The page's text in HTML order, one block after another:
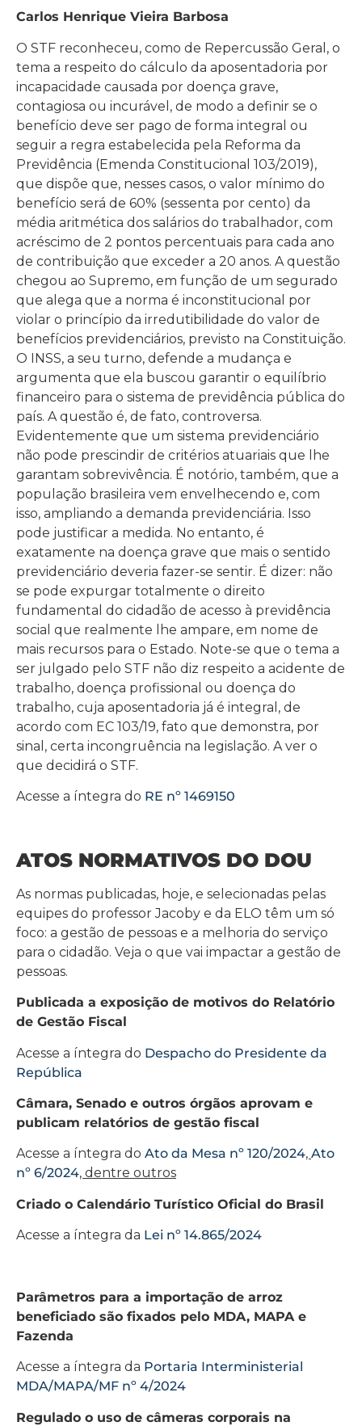
Carlos Henrique Vieira Barbosa
O STF reconheceu, como de Repercussão Geral, o
tema a respeito do cálculo da aposentadoria por
incapacidade causada por doença grave,
contagiosa ou incurável, de modo a definir se o
benefício deve ser pago de forma integral ou
seguir a regra estabelecida pela Reforma da
Previdência (Emenda Constitucional 103/2019),
que dispõe que, nesses casos, o valor mínimo do
benefício será de 60% (sessenta por cento) da
média aritmética dos salários do trabalhador, com
acréscimo de 2 pontos percentuais para cada ano
de contribuição que exceder a 20 anos. A questão
chegou ao Supremo, em função de um segurado
que alega que a norma é inconstitucional por
violar o princípio da irredutibilidade do valor de
benefícios previdenciários, previsto na Constituição.
O INSS, a seu turno, defende a mudança e
argumenta que ela buscou garantir o equilíbrio
financeiro para o sistema de previdência pública do
país. A questão é, de fato, controversa.
Evidentemente que um sistema previdenciário
não pode prescindir de critérios atuariais que lhe
garantam sobrevivência. É notório, também, que a
população brasileira vem envelhecendo e, com
isso, ampliando a demanda previdenciária. Isso
pode justificar a medida. No entanto, é
exatamente na doença grave que mais o sentido
previdenciário deveria fazer-se sentir. É dizer: não
se pode expurgar totalmente o direito
fundamental do cidadão de acesso à previdência
social que realmente lhe ampare, em nome de
mais recursos para o Estado. Note-se que o tema a
ser julgado pelo STF não diz respeito a acidente de
trabalho, doença profissional ou doença do
trabalho, cuja aposentadoria já é integral, de
acordo com EC 103/19, fato que demonstra, por
sinal, certa incongruência na legislação. A ver o
que decidirá o STF.
Acesse a íntegra do RE nº 1469150
ATOS NORMATIVOS DO DOU
As normas publicadas, hoje, e selecionadas pelas
equipes do professor Jacoby e da ELO têm um só
foco: a gestão de pessoas e a melhoria do serviço
para o cidadão. Veja o que vai impactar a gestão de
pessoas.
Publicada a exposição de motivos do Relatório
de Gestão Fiscal
Acesse a íntegra do Despacho do Presidente da
República
Câmara, Senado e outros órgãos aprovam e
publicam relatórios de gestão fiscal
Acesse a íntegra do Ato da Mesa nº 120/2024, Ato
nº 6/2024, dentre outros
Criado o Calendário Turístico Oficial do Brasil
Acesse a íntegra da Lei nº 14.865/2024
Parâmetros para a importação de arroz
beneficiado são fixados pelo MDA, MAPA e
Fazenda
Acesse a íntegra da Portaria Interministerial
MDA/MAPA/MF nº 4/2024
Regulado o uso de câmeras corporais na